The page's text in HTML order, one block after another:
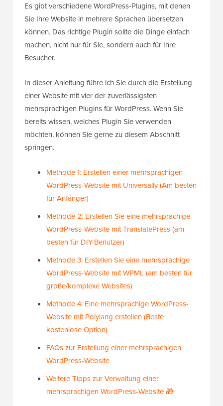
Es gibt verschiedene WordPress-Plugins, mit denen
Sie Ihre Website in mehrere Sprachen übersetzen
können. Das richtige Plugin sollte die Dinge einfach
machen, nicht nur für Sie, sondern auch für Ihre
Besucher.
In dieser Anleitung führe ich Sie durch die Erstellung
einer Website mit vier der zuverlässigsten
mehrsprachigen Plugins für WordPress. Wenn Sie
bereits wissen, welches Plugin Sie verwenden
möchten, können Sie gerne zu diesem Abschnitt
springen.
Methode 1: Erstellen einer mehrsprachigen
WordPress-Website mit Universally (Am besten
für Anfänger)
Methode 2: Erstellen Sie eine mehrsprachige
WordPress-Website mit TranslatePress (am
besten für DIY-Benutzer)
Methode 3. Erstellen Sie eine mehrsprachige
WordPress-Website mit WPML (am besten für
große/komplexe Websites)
Methode 4: Eine mehrsprachige WordPress-
Website mit Polylang erstellen (Beste
kostenlose Option)
FAQs zur Erstellung einer mehrsprachigen
WordPress-Website
Weitere Tipps zur Verwaltung einer
mehrsprachigen WordPress-Website 🎁